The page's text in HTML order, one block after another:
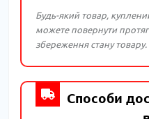
Будь-який товар,
можете повернути
збереження стану товару.
Способи